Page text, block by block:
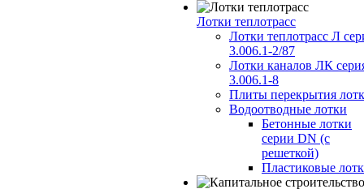
Лотки теплотрасс
Лотки теплотрасс Л
3.006.1-2/87
Лотки каналов ЛК
3.006.1-8
Плиты перекрытия
Водоотводные лотки
Бетонные лотки
серии DN (с
решеткой)
Пластиковые